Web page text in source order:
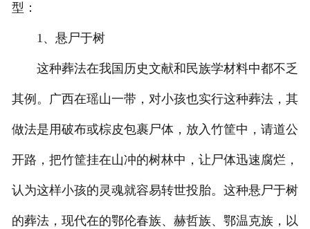
型：
1、悬尸于树
这种葬法在我国历史文献和民族学材料中都不乏
其例。广西在瑶山一带，对小孩也实行这种葬法，其
做法是用破布或棕皮包裹尸体，放入竹筐中，请道公
开路，把竹筐挂在山冲的树林中，让尸体迅速腐烂，
认为这样小孩的灵魂就容易转世投胎。这种悬尸于树
的葬法，现代在的鄂伦春族、赫哲族、鄂温克族，以